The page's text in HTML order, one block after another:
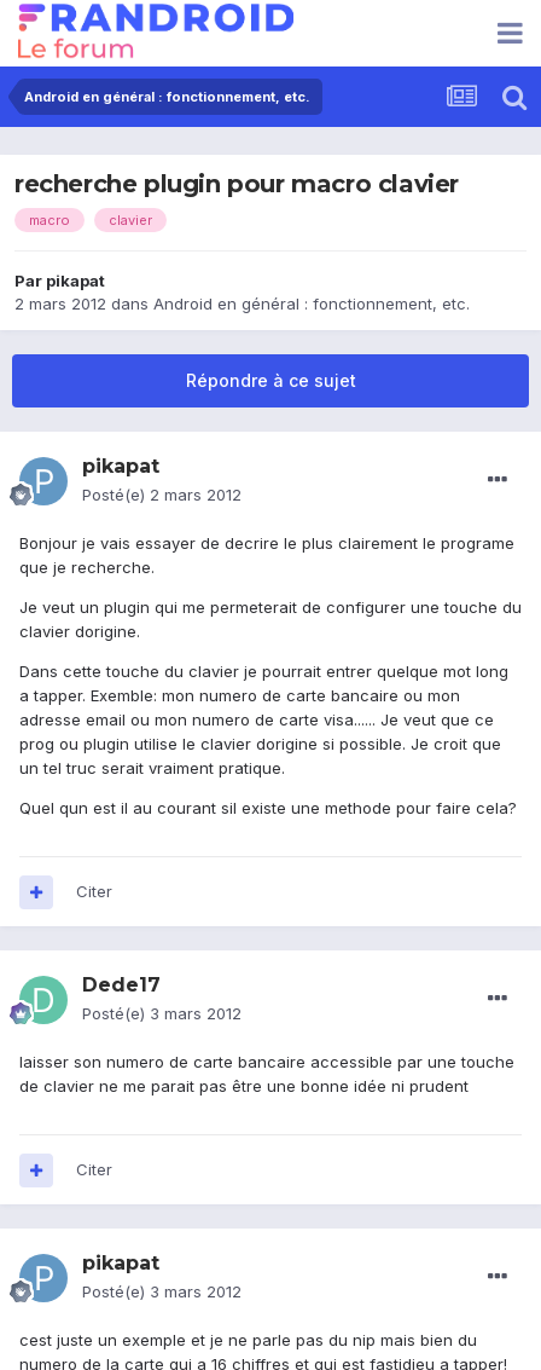
Android en général : fonctionnement, etc.
recherche plugin pour macro clavier
macro clavier
Par pikapat
2 mars 2012 dans Android en général : fonctionnement, etc.
Répondre à ce sujet
pikapat
Posté(e) 2 mars 2012
Bonjour je vais essayer de decrire le plus clairement le programe
que je recherche.
Je veut un plugin qui me permeterait de configurer une touche du
clavier dorigine.
Dans cette touche du clavier je pourrait entrer quelque mot long
a tapper. Exemble: mon numero de carte bancaire ou mon
adresse email ou mon numero de carte visa...... Je veut que ce
prog ou plugin utilise le clavier dorigine si possible. Je croit que
un tel truc serait vraiment pratique.
Quel qun est il au courant sil existe une methode pour faire cela?
Citer
Dede17
Posté(e) 3 mars 2012
laisser son numero de carte bancaire accessible par une touche
de clavier ne me parait pas être une bonne idée ni prudent
Citer
pikapat
Posté(e) 3 mars 2012
cest juste un exemple et je ne parle pas du nip mais bien du
numero de la carte qui a 16 chiffres et qui est fastidieu a tapper!